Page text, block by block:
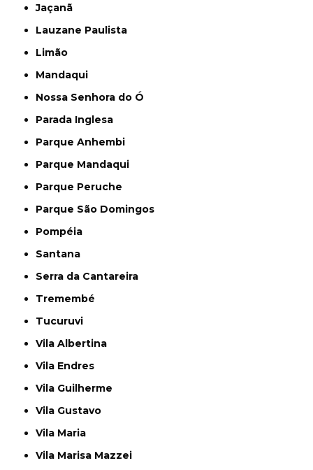
Jaçanã
Lauzane Paulista
Limão
Mandaqui
Nossa Senhora do Ó
Parada Inglesa
Parque Anhembi
Parque Mandaqui
Parque Peruche
Parque São Domingos
Pompéia
Santana
Serra da Cantareira
Tremembé
Tucuruvi
Vila Albertina
Vila Endres
Vila Guilherme
Vila Gustavo
Vila Maria
Vila Marisa Mazzei